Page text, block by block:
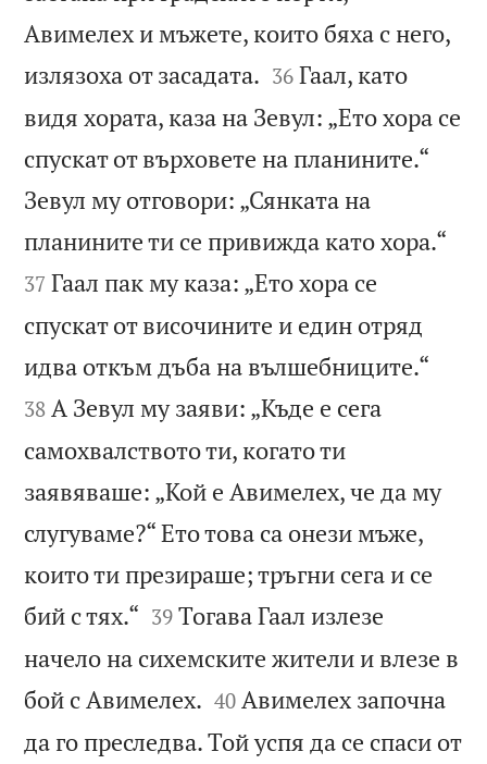
Авимелех и мъжете, които бяха с него,
излязоха от засадата. 

36 Гаал, като
видя хората, каза на Зевул: „Ето хора се
спускат от върховете на планините.“
Зевул му отговори: „Сянката на
планините ти се привижда като хора.“
37 Гаал пак му каза: „Ето хора се
спускат от височините и един отряд
идва откъм дъба на вълшебниците.“
38 А Зевул му заяви: „Къде е сега
самохвалството ти, когато ти
заявяваше: „Кой е Авимелех, че да му
слугуваме?“ Ето това са онези мъже,
които ти презираше; тръгни сега и се
бий с тях.“ 

39 Тогава Гаал излезе
начело на сихемските жители и влезе в
бой с Авимелех. 

40 Авимелех започна
да го преследва. Той успя да се спаси от